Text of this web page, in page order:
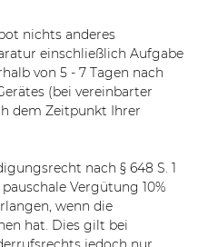
nichts anderes
einschließlich Aufgabe
von 5 - 7 Tagen nach
(bei vereinbarter
dem Zeitpunkt Ihrer
nach § 648 S. 1
Vergütung 10%
wenn die
hat. Dies gilt bei